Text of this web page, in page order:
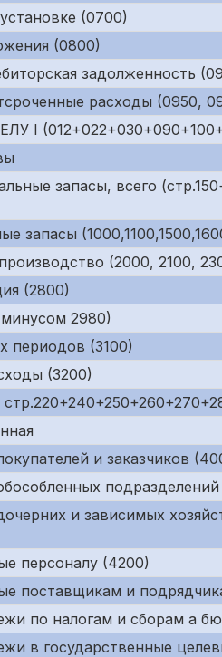
(0700)
(0800)
задолженность
расходы (0950,
I
запасы, всего
запасы
(2000, 2100,
(2800)
2980)
периодов (3100)
(3200)
и заказчиков
подразделений
и зависимых
персоналу (4200)
поставщикам и
по налогам и сборам а
в государственные